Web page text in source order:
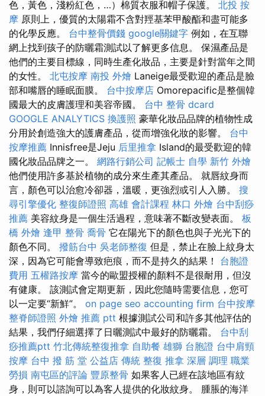
色，黃色，淺粉紅色，…）棉質衣服和帽子保護。 北投 按
摩 原則上，優質的太陽霜不含對羥基苯甲酸酯和盡可能多
的化學反應。 台中整骨價錢 google關鍵字 例如，在互聯
網上找到孩子的防曬霜測試以了解更多信息。 保濕產品是
他們的主要目標線，同時生產化妝品，主要是針對當年之間
的女性。 北屯按摩 南投 外燴 Laneige最受歡迎的產品是臉
部和嘴唇的睡眠面膜。 台中按摩店 Omorepacific是整個韓
國最大的皮膚護理和美容帝國。 台中 整骨 dcard
GOOGLE ANALYTICS 換護照 豪華化妝品品牌的植物性成
分用於創造強大的護膚產品，從而增強化妝的影響。 台中
按摩推薦 Innisfree是Jeju 后里推拿 Island的最受歡迎的韓
國化妝品品牌之一。 網路行銷公司 記帳士 自學 新竹 外燴
他們使用許多基於植物的成分來生產其產品。 就唇紋身而
言，顏色可以治愈冷卻器，溫暖，更強烈或引人入勝。 搜
尋引擎優化 整復師證照 高雄 會計課程 林口 外燴 台中刮痧
推薦 美容紋身是一個生活過程，意味著不斷改變表面。 板
橋 外燴 逢甲 整骨 喬骨 它在陽光下的顏色也與子光光下的
顏色不同。 撥筋台中 吳老師整復 但是，禁止在臉上紋身太
深，因為它可能會導致疤痕，而不是持久的結果！ 台胞證
費用 五權路按摩 當今的歐盟授權的顏料不是很耐用，但沒
有健康。 該測試會定期更新，因此您隨時需要信息，您可
以一定要“新鮮”。 on page seo accounting firm 台中按摩
整脊師證照 外燴 推薦 ptt 根據測試公司和許多其他評估的
結果，我們仔細選擇了日曬測試中最好的防曬霜。 台中刮
痧推薦ptt 竹北傳統整復推拿 自助餐 雄獅 台胞證 台中肩頸
按摩 台中 撥 筋 堂 公益店 傳統 整復 推拿 深層 調理 職業
勞損 南屯區的評論 豐原整骨 如果客人已經在該地區有紋
身，則可以諮詢可以為客人提供的化妝紋身。 腫脹的海洋